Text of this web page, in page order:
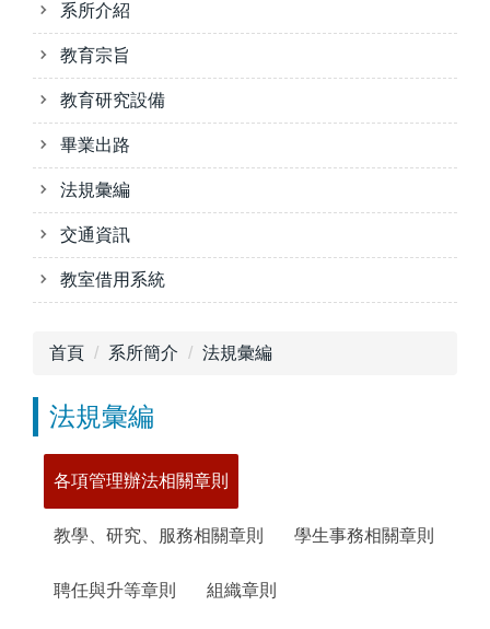
系所介紹
教育宗旨
教育研究設備
畢業出路
法規彙編
交通資訊
教室借用系統
首頁 系所簡介 法規彙編
法規彙編
各項管理辦法相關章則
教學、研究、服務相關章則 學生事務相關章則
聘任與升等章則 組織章則